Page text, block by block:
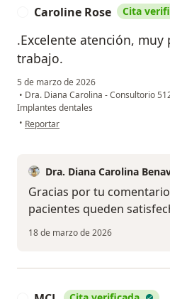
Caroline Rose Cita
.Excelente atención,
trabajo.
5 de marzo de 2026
• Dra. Diana Carolina - Consultorio
Implantes dentales
• en opinión del usuario Caroline Rose
Reportar
Dra. Diana Carolina
Gracias por tu
pacientes queden
18 de marzo de 2026